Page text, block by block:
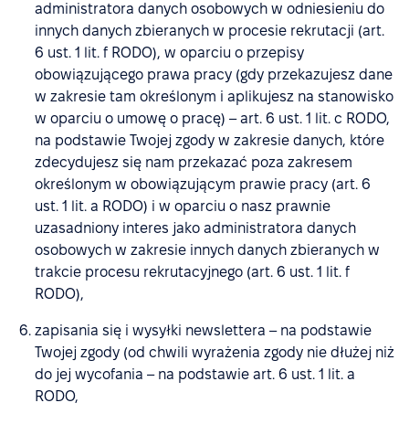
administratora danych osobowych w odniesieniu do
innych danych zbieranych w procesie rekrutacji (art.
6 ust. 1 lit. f RODO), w oparciu o przepisy
obowiązującego prawa pracy (gdy przekazujesz dane
w zakresie tam określonym i aplikujesz na stanowisko
w oparciu o umowę o pracę) – art. 6 ust. 1 lit. c RODO,
na podstawie Twojej zgody w zakresie danych, które
zdecydujesz się nam przekazać poza zakresem
określonym w obowiązującym prawie pracy (art. 6
ust. 1 lit. a RODO) i w oparciu o nasz prawnie
uzasadniony interes jako administratora danych
osobowych w zakresie innych danych zbieranych w
trakcie procesu rekrutacyjnego (art. 6 ust. 1 lit. f
RODO),
zapisania się i wysyłki newslettera – na podstawie
Twojej zgody (od chwili wyrażenia zgody nie dłużej niż
do jej wycofania – na podstawie art. 6 ust. 1 lit. a
RODO,